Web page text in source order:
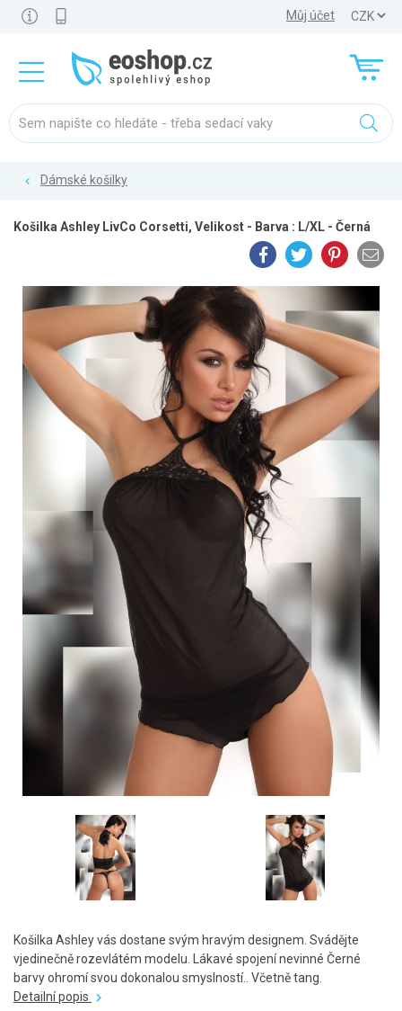
Můj účet
Dámské košilky
Košilka Ashley LivCo Corsetti, Velikost - Barva : L/XL - Černá
Košilka Ashley vás dostane svým hravým designem. Svádějte
vjedinečně rozevlátém modelu. Lákavé spojení nevinné Černé
barvy ohromí svou dokonalou smyslností.. Včetně tang.
Detailní popis